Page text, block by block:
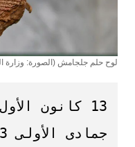
لوح حلم جلجامش (الصورة: وزارة
جمادى الأولى 1443